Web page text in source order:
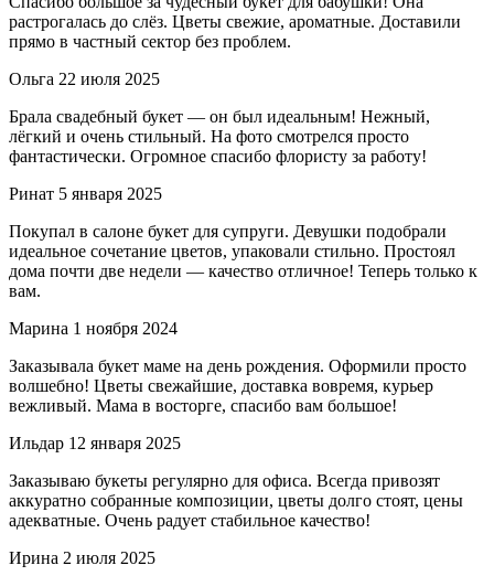
растрогалась до слёз. Цветы свежие, ароматные. Доставили
прямо в частный сектор без проблем.
Ольга 22 июля 2025
Брала свадебный букет — он был идеальным! Нежный,
лёгкий и очень стильный. На фото смотрелся просто
фантастически. Огромное спасибо флористу за работу!
Ринат 5 января 2025
Покупал в салоне букет для супруги. Девушки подобрали
идеальное сочетание цветов, упаковали стильно. Простоял
дома почти две недели — качество отличное! Теперь только к
вам.
Марина 1 ноября 2024
Заказывала букет маме на день рождения. Оформили просто
волшебно! Цветы свежайшие, доставка вовремя, курьер
вежливый. Мама в восторге, спасибо вам большое!
Ильдар 12 января 2025
Заказываю букеты регулярно для офиса. Всегда привозят
аккуратно собранные композиции, цветы долго стоят, цены
адекватные. Очень радует стабильное качество!
Ирина 2 июля 2025